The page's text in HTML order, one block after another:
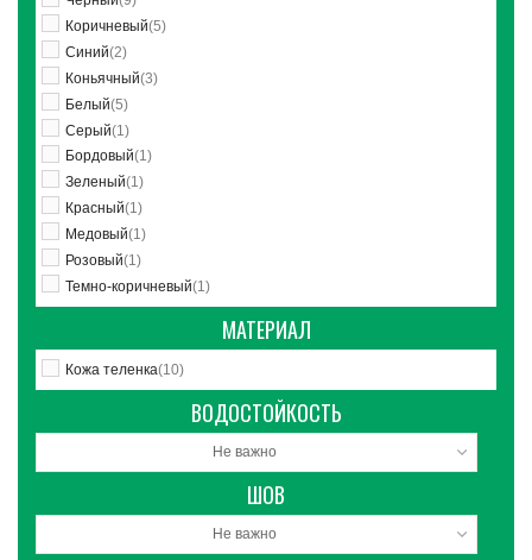
Коричневый(5)
Синий(2)
Коньячный(3)
Белый(5)
Серый(1)
Бордовый(1)
Зеленый(1)
Красный(1)
Медовый(1)
Розовый(1)
Темно-коричневый(1)
МАТЕРИАЛ
Кожа теленка(10)
ВОДОСТОЙКОСТЬ
Не важно
ШОВ
Не важно